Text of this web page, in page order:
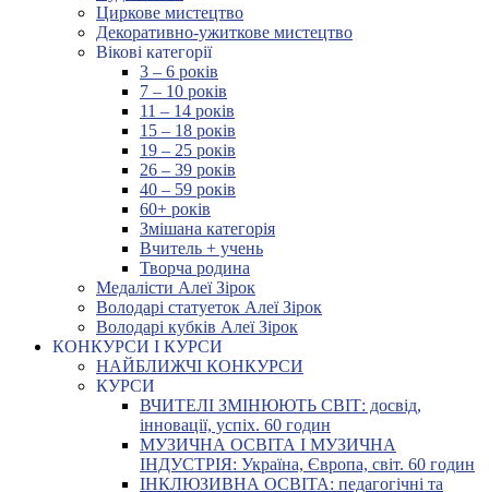
Циркове мистецтво
Декоративно-ужиткове мистецтво
Вікові категорії
3 – 6 років
7 – 10 років
11 – 14 років
15 – 18 років
19 – 25 років
26 – 39 років
40 – 59 років
60+ років
Змішана категорія
Вчитель + учень
Творча родина
Медалісти Алеї Зірок
Володарі статуеток Алеї Зірок
Володарі кубків Алеї Зірок
КОНКУРСИ І КУРСИ
НАЙБЛИЖЧІ КОНКУРСИ
КУРСИ
ВЧИТЕЛІ ЗМІНЮЮТЬ СВІТ: досвід,
інновації, успіх. 60 годин
МУЗИЧНА ОСВІТА І МУЗИЧНА
ІНДУСТРІЯ: Україна, Європа, світ. 60 годин
ІНКЛЮЗИВНА ОСВІТА: педагогічні та